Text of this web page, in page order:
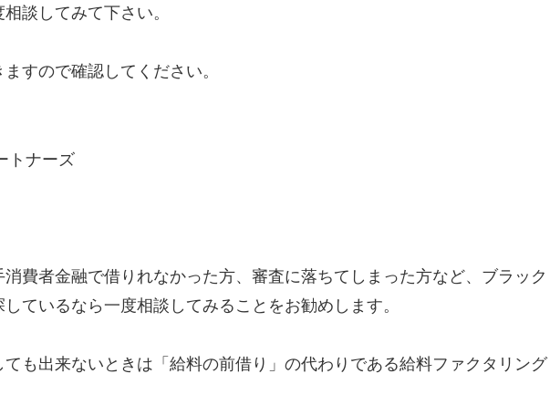
談してみて下さい。
すので確認してください。
トナーズ
費者金融で借りれなかった方、審査に落ちてしまった方など、ブラック
ているなら一度相談してみることをお勧めします。
も出来ないときは「給料の前借り」の代わりである給料ファクタリング